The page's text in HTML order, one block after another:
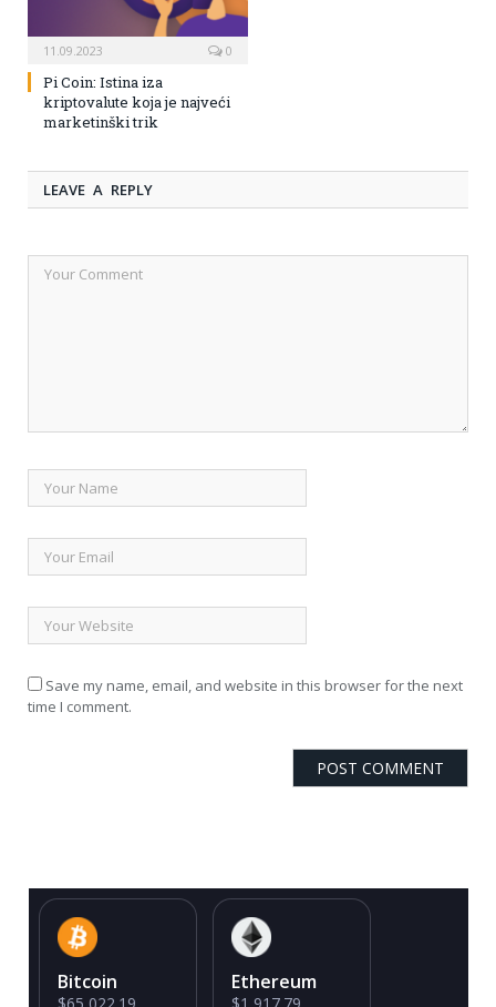
11.09.2023 0
Pi Coin: Istina iza
kriptovalute koja je najveći
marketinški trik
LEAVE A REPLY
Save my name, email, and website in this browser for the next
time I comment.
Bitcoin
$65,022.19
Ethereum
$1,917.79